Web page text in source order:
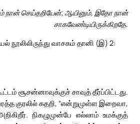
நான் செய்தறியேன்; ஆயினும், இதோ நான்
சாகவேண்டியிருக்கிறதே.
நூலிலிருந்து வாசகம் தானி (இ) 2:
சூசன்னாவுக்குச் சாவுத் தீர்ப்பிட்டது.
குரலில் கதறி, “என்றுமுள்ள இறைவா,
நிகழுமுன்பே எல்லாம் உமக்குத்